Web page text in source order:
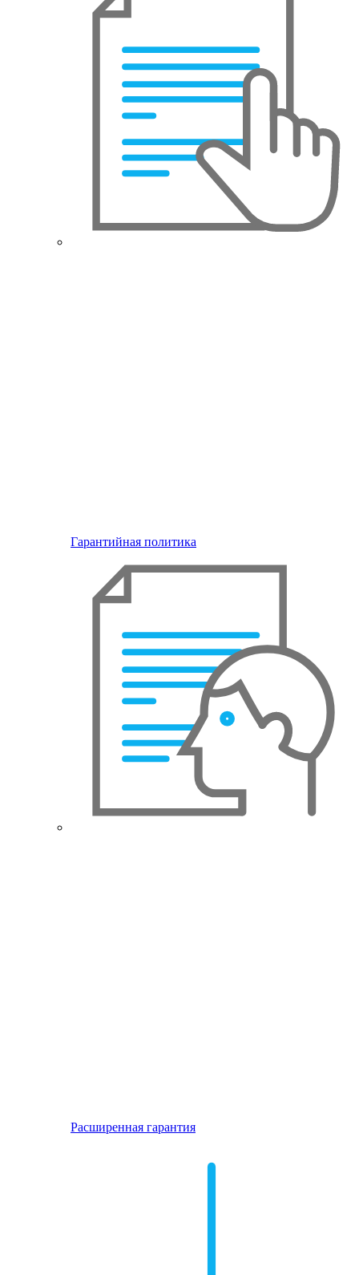
Гарантийная политика
Расширенная гарантия